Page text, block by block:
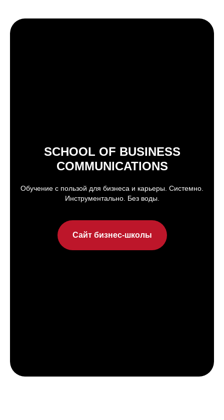
SCHOOL OF BUSINESS
COMMUNICATIONS
Обучение с пользой для бизнеса и карьеры. Системно.
Инструментально. Без воды.
Сайт бизнес-школы